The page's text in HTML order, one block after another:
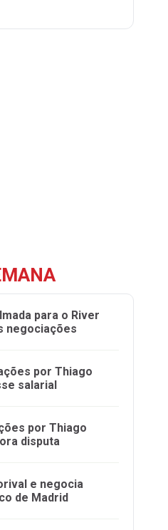
para o River
negociações
por Thiago
salarial
por Thiago
disputa
e negocia
de Madrid